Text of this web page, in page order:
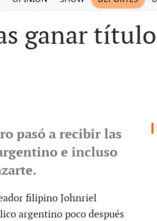
ganar
pasó a recibir las
e incluso
filipino Johnriel
argentino poco después